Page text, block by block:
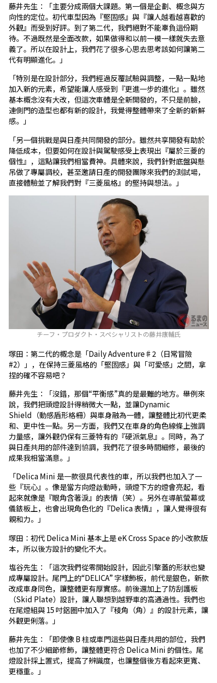
藤井先生：「主要分成兩個大課題。第一個是企劃、概念與方
向性的定位。初代車型因為『堅固感』與『讓人越看越喜歡的
外觀』而受到好評。到了第二代，我們絕對不能辜負這份期
待。不過既然是全面改款，如果做得和以前一模一樣就失去意
義了。所以在設計上，我們花了很多心思去思考該如何讓第二
代有明顯進化。」
「特別是在設計部分，我們經過反覆試驗與調整，一點一點地
加入新的元素，希望能讓人感受到『更進一步的進化』。雖然
基本概念沒有大改，但這次車體是全新開發的，不只是前臉，
連側門的造型也都有新的設計，我覺得整體帶來了全新的新鮮
感。」
「另一個挑戰是與日產共同開發的部分。雖然共享開發有助於
降低成本，但要如何在設計與駕駛感受上表現出『屬於三菱的
個性』，這點讓我們相當費神。具體來說，我們針對底盤與懸
吊做了專屬調校，甚至邀請日產的開發團隊來我們的測試場，
直接體驗並了解我們對『三菱風格』的堅持與想法。」
チーフ・プロダクト・スペシャリストの藤井康輔氏
塚田：第二代的概念是「Daily Adventure♯2（日常冒險
#2）」，在保持三菱風格的「堅固感」與「可愛感」之間，拿
捏的確不容易吧？
藤井先生：「沒錯，那個“平衡感”真的是最難的地方。舉例來
說，我們把頭燈設計得稍微大一點，並讓Dynamic
Shield（動感盾形格柵）與車身融為一體，讓整體比初代更柔
和、更中性一點。另一方面，我們又在車身的角色線條上強調
力量感，讓外觀仍保有三菱特有的『硬派氣息』。同時，為了
與日產共用的部件達到協調，我們花了很多時間細修，最後的
成果我相當滿意。」
「Delica Mini 是一款很具代表性的車，所以我們也加入了一
些『玩心』。像是當方向燈啟動時，頭燈下方的燈會亮起，看
起來就像是『眼角含著淚』的表情（笑）。另外在導航螢幕或
儀錶板上，也會出現角色化的『Delica 表情』，讓人覺得很有
親和力。」
塚田：初代 Delica Mini 基本上是 eK Cross Space 的小改款版
本，所以後方設計的變化不大。
塩谷先生：「這次我們從零開始設計，因此引擎蓋的形狀也變
成專屬設計。尾門上的“DELICA” 字樣飾板，前代是銀色，新款
改成車身同色，讓整體更有厚實感。前後還加上了防刮護板
（Skid Plate）設計，讓人聯想到越野車的高通過性。我們也
在尾燈組與 15 吋鋁圈中加入了『稜角（角）』的設計元素，讓
外觀更俐落。」
藤井先生：「即使像 B 柱或車門這些與日產共用的部位，我們
也加了不少細節修飾，讓整體更符合 Delica Mini 的個性。尾
燈設計採上置式，提高了辨識度，也讓整個後方看起來更寬、
更穩重。」